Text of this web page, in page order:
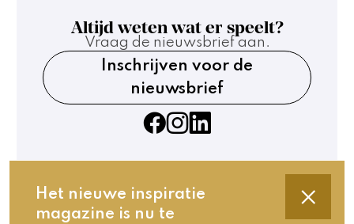
Het nieuwe inspiratie
magazine is nu te
Altijd weten wat er speelt?
Vraag de nieuwsbrief aan.
Inschrijven voor de
nieuwsbrief
Contact